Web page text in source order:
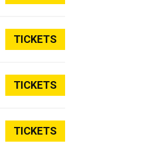
TICKETS
TICKETS
TICKETS